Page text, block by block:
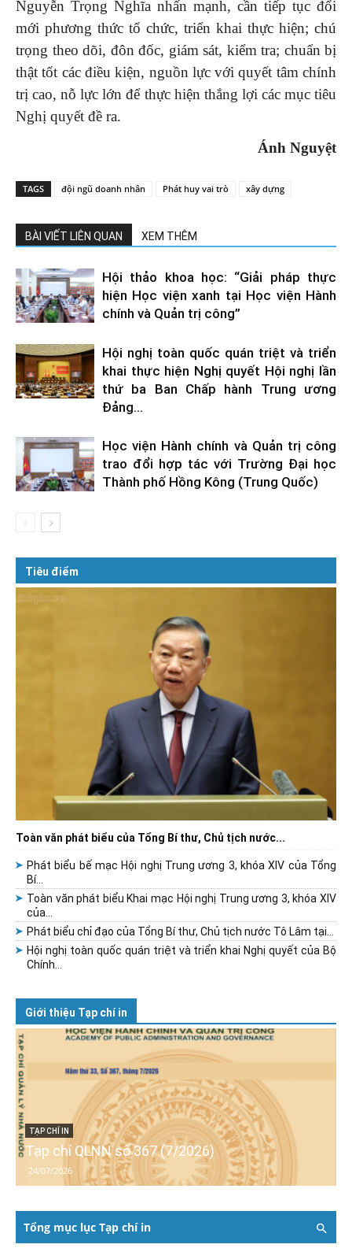
Nguyễn Trọng Nghĩa nhấn mạnh, cần tiếp tục đổi
mới phương thức tổ chức, triển khai thực hiện; chú
trọng theo dõi, đôn đốc, giám sát, kiểm tra; chuẩn bị
thật tốt các điều kiện, nguồn lực với quyết tâm chính
trị cao, nỗ lực lớn để thực hiện thắng lợi các mục tiêu
Nghị quyết đề ra.
Ánh Nguyệt
TAGS đội ngũ doanh nhân Phát huy vai trò xây dựng
BÀI VIẾT LIÊN QUAN XEM THÊM
Hội thảo khoa học: “Giải pháp thực
hiện Học viện xanh tại Học viện Hành
chính và Quản trị công”
Hội nghị toàn quốc quán triệt và triển
khai thực hiện Nghị quyết Hội nghị lần
thứ ba Ban Chấp hành Trung ương
Đảng...
Học viện Hành chính và Quản trị công
trao đổi hợp tác với Trường Đại học
Thành phố Hồng Kông (Trung Quốc)
Tiêu điểm
Toàn văn phát biểu của Tổng Bí thư, Chủ tịch nước...
Phát biểu bế mạc Hội nghị Trung ương 3, khóa XIV của Tổng
Bí...
Toàn văn phát biểu Khai mạc Hội nghị Trung ương 3, khóa XIV
của...
Phát biểu chỉ đạo của Tổng Bí thư, Chủ tịch nước Tô Lâm tại...
Hội nghị toàn quốc quán triệt và triển khai Nghị quyết của Bộ
Chính...
Giới thiệu Tạp chí in
TẠP CHÍ IN
Tạp chí QLNN số 367 (7/2026)
24/07/2026
Tổng mục lục Tạp chí in